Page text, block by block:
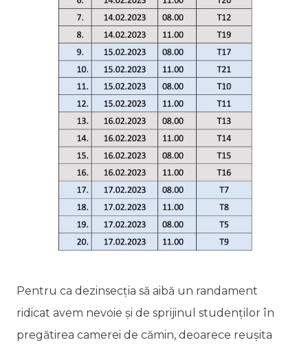
Pentru ca dezinsecția să aibă un randament
ridicat avem nevoie și de sprijinul studenților în
pregătirea camerei de cămin, deoarece reușita